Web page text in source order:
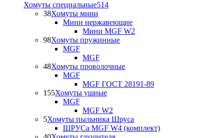
Хомуты специальные514
38Хомуты мини
Мини нержавеющие
Мини MGF W2
98Хомуты пружинные
MGF
MGF
48Хомуты проволочные
MGF
MGF ГОСТ 28191-89
155Хомуты ушные
MGF
MGF W2
5Хомуты пыльника Шруса
ШРУСа MGF W4 (комплект)